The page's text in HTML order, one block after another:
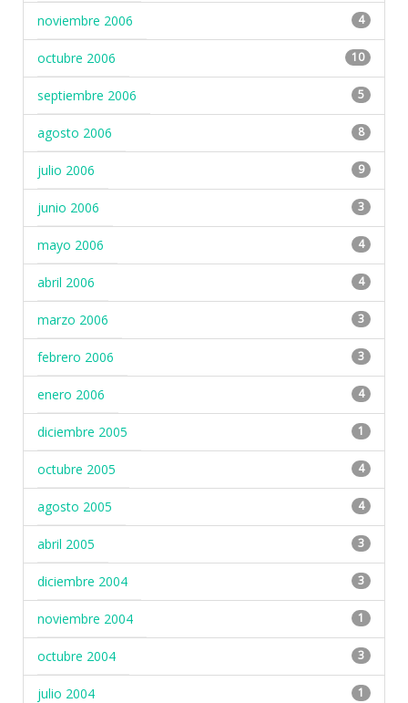
noviembre 2006 4
octubre 2006 10
septiembre 2006 5
agosto 2006 8
julio 2006 9
junio 2006 3
mayo 2006 4
abril 2006 4
marzo 2006 3
febrero 2006 3
enero 2006 4
diciembre 2005 1
octubre 2005 4
agosto 2005 4
abril 2005 3
diciembre 2004 3
noviembre 2004 1
octubre 2004 3
julio 2004 1